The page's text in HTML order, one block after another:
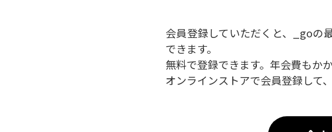
会員登録していただくと、_goの
できます。
無料で登録できます。年会費もかか
オンラインストアで会員登録して